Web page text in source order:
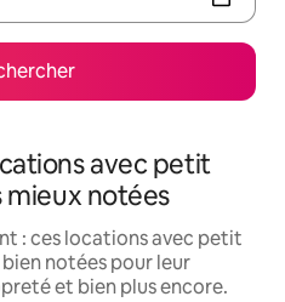
avec petit
mieux notées
: ces locations avec petit
notées pour leur
et bien plus encore.